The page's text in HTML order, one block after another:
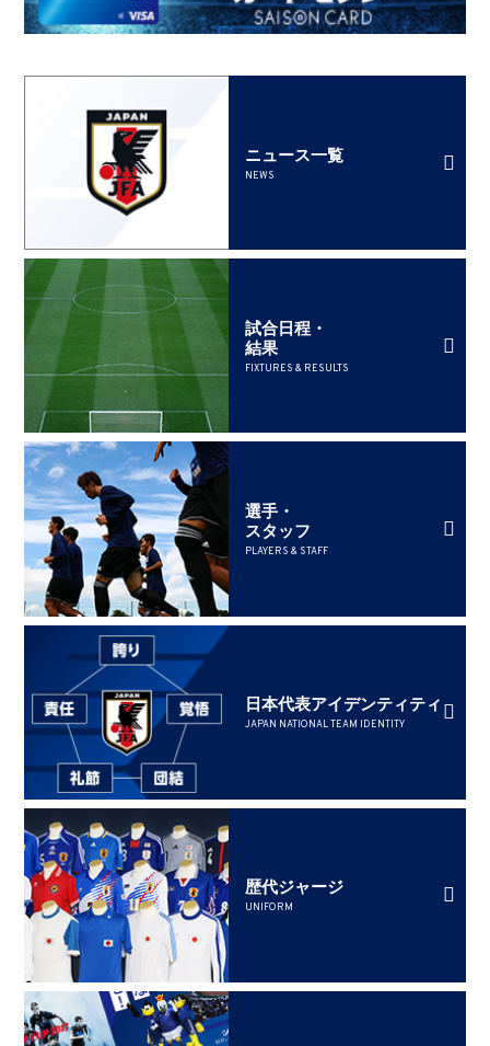
ニュース一覧
NEWS
試合日程・
結果
FIXTURES & RESULTS
選手・
スタッフ
PLAYERS & STAFF
日本代表アイデンティティ
JAPAN NATIONAL TEAM IDENTITY
歴代ジャージ
UNIFORM